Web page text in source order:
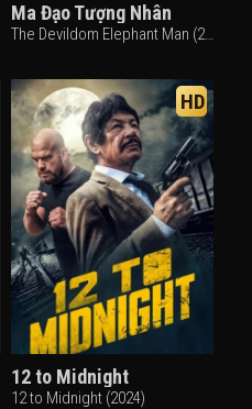
Ma Đạo Tượng Nhân
The Devildom Elephant Man (2023)
HD
12 to Midnight
12 to Midnight (2024)